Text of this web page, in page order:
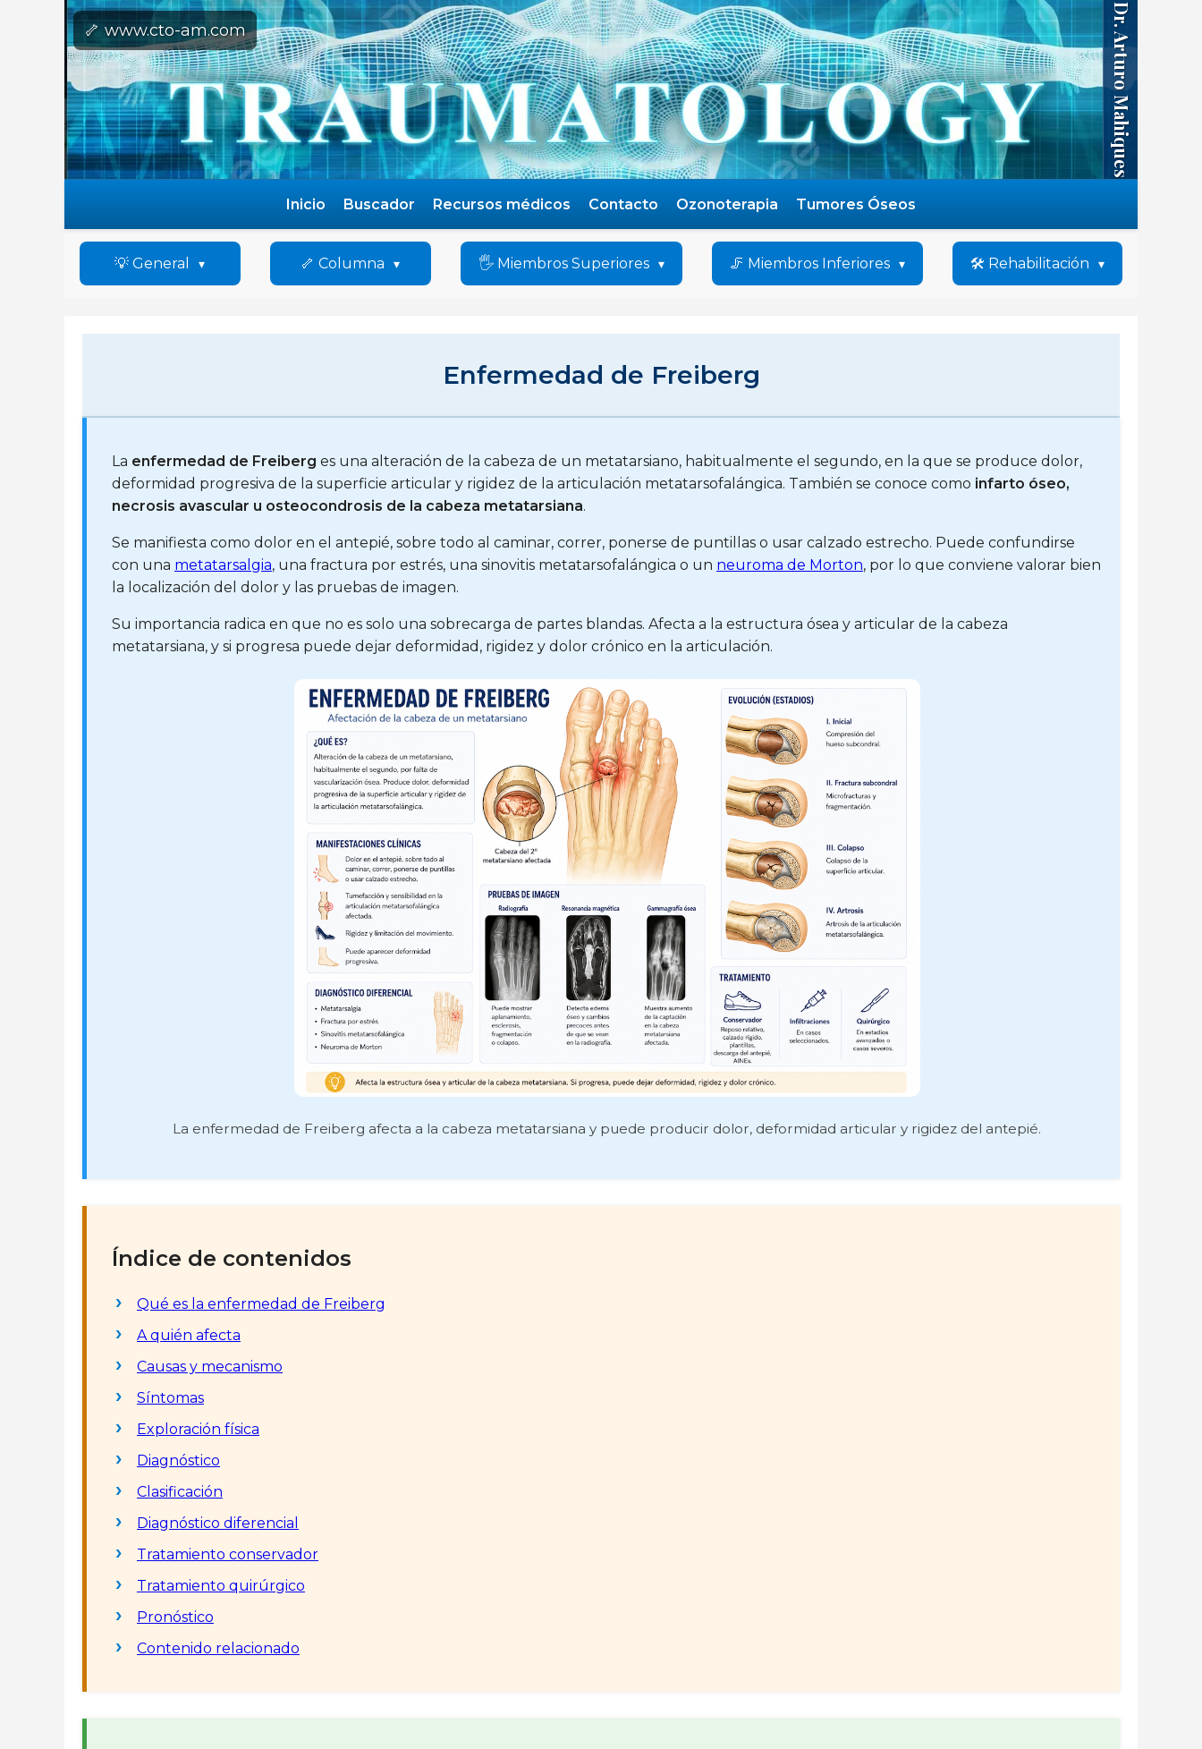
🦴 www.cto-am.com Dr. Arturo Mahiques
Inicio Buscador Recursos médicos Contacto Ozonoterapia Tumores Óseos
💡 General 🦴 Columna 🖐️ Miembros Superiores 🦵 Miembros Inferiores 🛠️ Rehabilitación
Enfermedad de Freiberg
La enfermedad de Freiberg es una alteración de la cabeza de un metatarsiano, habitualmente el segundo, en la que se produce dolor,
deformidad progresiva de la superficie articular y rigidez de la articulación metatarsofalángica. También se conoce como infarto óseo,
necrosis avascular u osteocondrosis de la cabeza metatarsiana.
Se manifiesta como dolor en el antepié, sobre todo al caminar, correr, ponerse de puntillas o usar calzado estrecho. Puede confundirse
con una metatarsalgia, una fractura por estrés, una sinovitis metatarsofalángica o un neuroma de Morton, por lo que conviene valorar bien
la localización del dolor y las pruebas de imagen.
Su importancia radica en que no es solo una sobrecarga de partes blandas. Afecta a la estructura ósea y articular de la cabeza
metatarsiana, y si progresa puede dejar deformidad, rigidez y dolor crónico en la articulación.
La enfermedad de Freiberg afecta a la cabeza metatarsiana y puede producir dolor, deformidad articular y rigidez del antepié.
Índice de contenidos
Qué es la enfermedad de Freiberg
A quién afecta
Causas y mecanismo
Síntomas
Exploración física
Diagnóstico
Clasificación
Diagnóstico diferencial
Tratamiento conservador
Tratamiento quirúrgico
Pronóstico
Contenido relacionado